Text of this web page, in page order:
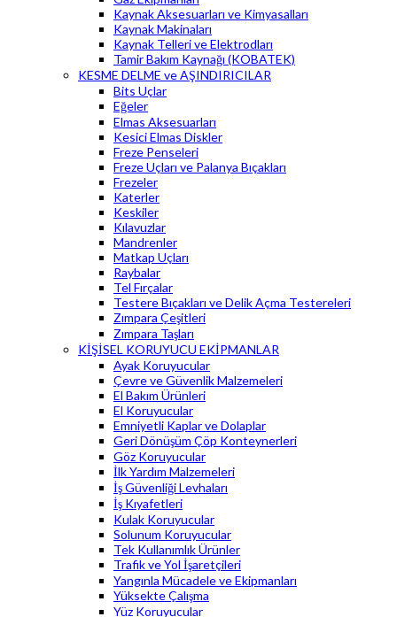
Kaynak Aksesuarları ve Kimyasalları
Kaynak Makinaları
Kaynak Telleri ve Elektrodları
Tamir Bakım Kaynağı (KOBATEK)
KESME DELME ve AŞINDIRICILAR
Bits Uçlar
Eğeler
Elmas Aksesuarları
Kesici Elmas Diskler
Freze Penseleri
Freze Uçları ve Palanya Bıçakları
Frezeler
Katerler
Keskiler
Kılavuzlar
Mandrenler
Matkap Uçları
Raybalar
Tel Fırçalar
Testere Bıçakları ve Delik Açma Testereleri
Zımpara Çeşitleri
Zımpara Taşları
KİŞİSEL KORUYUCU EKİPMANLAR
Ayak Koruyucular
Çevre ve Güvenlik Malzemeleri
El Bakım Ürünleri
El Koruyucular
Emniyetli Kaplar ve Dolaplar
Geri Dönüşüm Çöp Konteynerleri
Göz Koruyucular
İlk Yardım Malzemeleri
İş Güvenliği Levhaları
İş Kıyafetleri
Kulak Koruyucular
Solunum Koruyucular
Tek Kullanımlık Ürünler
Trafik ve Yol İşaretçileri
Yangınla Mücadele ve Ekipmanları
Yüksekte Çalışma
Yüz Koruyucular